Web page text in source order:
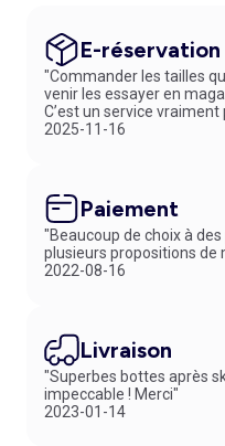
E-réservation
"Commander les tailles
venir les essayer en
C’est un service
2025-11-16
Paiement
"Beaucoup de choix à
plusieurs propositions de
2022-08-16
Livraison
"Superbes bottes après
impeccable ! Merci"
2023-01-14